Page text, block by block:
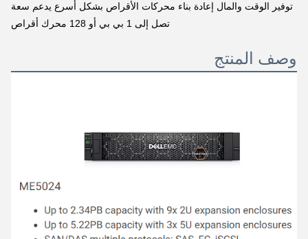
توفير الوقت والمال إعادة بناء محركات الأقراص بشكل أسرع يدعم سعة
تصل إلى 1 بي بي أو 128 محرك أقراص
وصف المنتج